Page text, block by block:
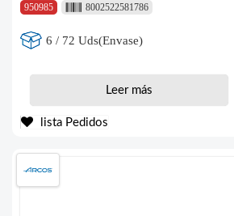
950985
8002522581786
6 / 72 Uds(Envase)
Leer más
lista Pedidos